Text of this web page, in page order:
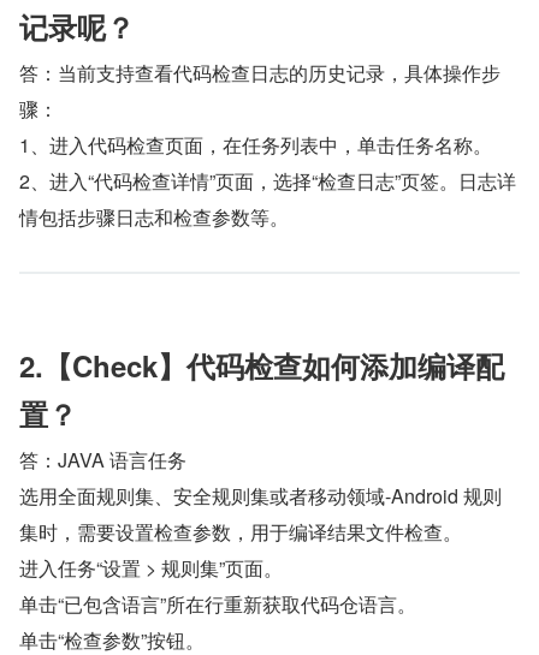
记录呢？
答：当前支持查看代码检查日志的历史记录，具体操作步
骤：
1、进入代码检查页面，在任务列表中，单击任务名称。
2、进入“代码检查详情”页面，选择“检查日志”页签。日志详
情包括步骤日志和检查参数等。
2.【Check】代码检查如何添加编译配
置？
答：JAVA 语言任务
选用全面规则集、安全规则集或者移动领域-Android 规则
集时，需要设置检查参数，用于编译结果文件检查。
进入任务“设置 > 规则集”页面。
单击“已包含语言”所在行重新获取代码仓语言。
单击“检查参数”按钮。